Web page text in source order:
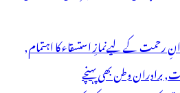
رحمت کے لیےنمازِ استسقاء کا اہتمام,
برادران وطن بھی پہنچے